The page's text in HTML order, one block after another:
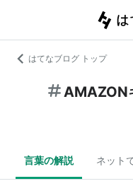
はてなブログ トップ
AMAZON
言葉の解説 ネット